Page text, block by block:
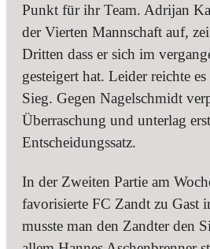
Punkt für ihr Team. Adrijan
der Vierten Mannschaft auf,
Dritten dass er sich im
gesteigert hat. Leider reichte
Sieg. Gegen Nagelschmidt
Überraschung und unterlag
Entscheidungssatz.
In der Zweiten Partie am
favorisierte FC Zandt zu Gast
musste man den Zandter den